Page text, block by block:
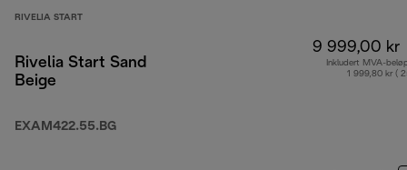
RIVELIA START
Rivelia Start Sand
Beige
EXAM422.55.BG
9 999,00 kr
Inkludert MVA-
1 999,80 kr (